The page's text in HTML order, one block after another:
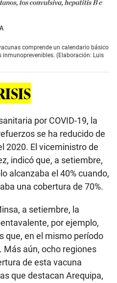
comprende un calendario básico
(Elaboración: Luis
por COVID-19, la
se ha reducido de
2020. El viceministro de
indicó que, a setiembre,
alcanzaba el 40% cuando,
una cobertura de 70%.
a setiembre, la
por ejemplo,
que, en el mismo período
Más aún, ocho regiones
de esta vacuna
que destacan Arequipa,